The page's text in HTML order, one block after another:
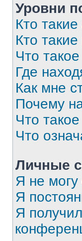
Уровни
Кто
Кто
Что
Где
Как мне
Почему
Что
Что
Личные
Я не
Я
Я